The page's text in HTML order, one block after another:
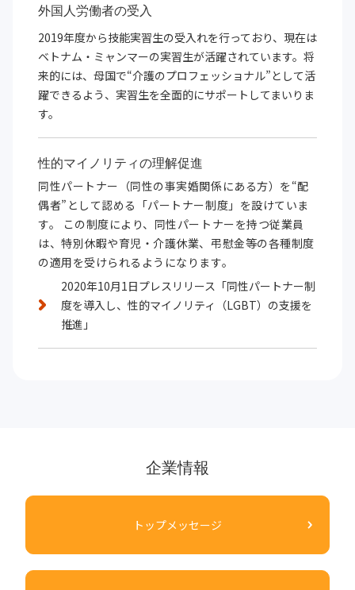
外国人労働者の受入
2019年度から技能実習生の受入れを行っており、現在は
ベトナム・ミャンマーの実習生が活躍されています。将
来的には、母国で“介護のプロフェッショナル”として活
躍できるよう、実習生を全面的にサポートしてまいりま
す。
性的マイノリティの理解促進
同性パートナー（同性の事実婚関係にある方）を“配
偶者”として認める「パートナー制度」を設けていま
す。 この制度により、同性パートナーを持つ従業員
は、特別休暇や育児・介護休業、弔慰金等の各種制度
の適用を受けられるようになります。
2020年10月1日プレスリリース「同性パートナー制
度を導入し、性的マイノリティ（LGBT）の支援を
推進」
企業情報
トップメッセージ